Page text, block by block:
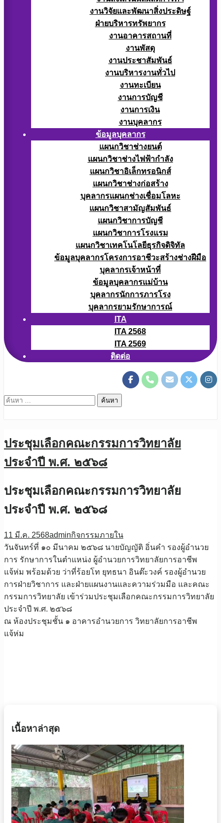
งานวิจัยและพัฒนาสิ่งประดิษฐ์
ฝ่ายบริหารทรัพยากร
งานอาคารสถานที่
งานพัสดุ
งานประชาสัมพันธ์
งานบริหารงานทั่วไป
งานทะเบียน
งานการบัญชี
งานการเงิน
งานบุคลากร
ข้อมูลบุคลากร
แผนกวิชาช่างยนต์
แผนกวิชาช่างไฟฟ้ากำลัง
แผนกวิชาอิเล็กทรอนิกส์
แผนกวิชาช่างก่อสร้าง
บุคลากรแผนกช่างเชื่อมโลหะ
แผนกวิชาสามัญสัมพันธ์
แผนกวิชาการบัญชี
แผนกวิชาการโรงแรม
แผนกวิชาเทคโนโลยีธุรกิจดิจิทัล
ข้อมูลบุคลากรโครงการอาชีวะสร้างช่างฝีมือ
บุคลากรเจ้าหน้าที่
ข้อมูลบุคลากรแม่บ้าน
บุคลากรนักการภารโรง
บุคลากรยามรักษาการณ์
ITA
ITA 2568
ITA 2569
ติดต่อ
ค้นหา
ประชุมเลือกคณะกรรมการวิทยาลัย
ประจำปี พ.ศ. ๒๕๖๘
ประชุมเลือกคณะกรรมการวิทยาลัย
ประจำปี พ.ศ. ๒๕๖๘
11 มี.ค. 2568adminกิจกรรมภายใน
วันจันทร์ที่ ๑๐ มีนาคม ๒๕๖๘ นายบัญญัติ อิ่นคำ รองผู้อำนวย
การ รักษาการในตำแหน่ง ผู้อำนวยการวิทยาลัยการอาชีพ
แจ้ห่ม พร้อมด้วย ว่าที่ร้อยโท ยุทธนา อินต๊ะวงค์ รองผู้อำนวย
การฝ่ายวิชาการ และฝ่ายแผนงานและความร่วมมือ และคณะ
กรรมการวิทยาลัย เข้าร่วมประชุมเลือกคณะกรรมการวิทยาลัย
ประจำปี พ.ศ. ๒๕๖๘
ณ ห้องประชุมชั้น ๑ อาคารอำนวยการ วิทยาลัยการอาชีพ
แจ้ห่ม
เนื้อหาล่าสุด